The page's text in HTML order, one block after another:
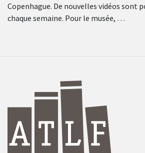
Copenhague. De nouvelles vidéos sont
chaque semaine. Pour le musée, …